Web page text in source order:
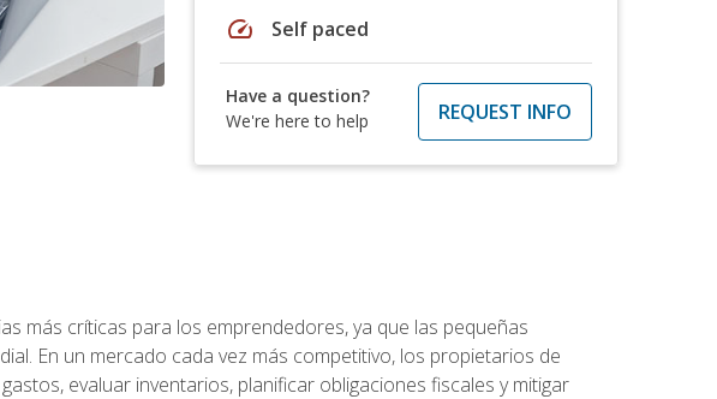
speed Self paced
Have a question?
We're here to help
REQUEST INFO
más críticas para los emprendedores, ya que las pequeñas
En un mercado cada vez más competitivo, los propietarios de
evaluar inventarios, planificar obligaciones fiscales y mitigar